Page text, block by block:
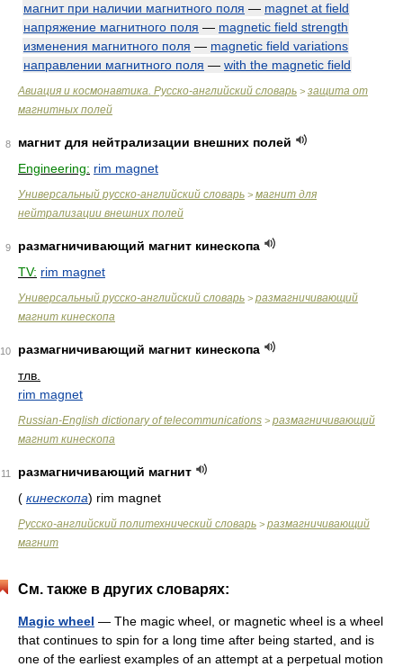
магнит при наличии магнитного поля — magnet at field
напряжение магнитного поля — magnetic field strength
изменения магнитного поля — magnetic field variations
направлении магнитного поля — with the magnetic field
Авиация и космонавтика. Русско-английский словарь > защита от
магнитных полей
8
магнит для нейтрализации внешних полей
Engineering: rim magnet
Универсальный русско-английский словарь > магнит для
нейтрализации внешних полей
9
размагничивающий магнит кинескопа
TV: rim magnet
Универсальный русско-английский словарь > размагничивающий
магнит кинескопа
10
размагничивающий магнит кинескопа
тлв.
rim magnet
Russian-English dictionary of telecommunications > размагничивающий
магнит кинескопа
11
размагничивающий магнит
( кинескопа) rim magnet
Русско-английский политехнический словарь > размагничивающий
магнит
См. также в других словарях:
Magic wheel — The magic wheel, or magnetic wheel is a wheel
that continues to spin for a long time after being started, and is
one of the earliest examples of an attempt at a perpetual motion